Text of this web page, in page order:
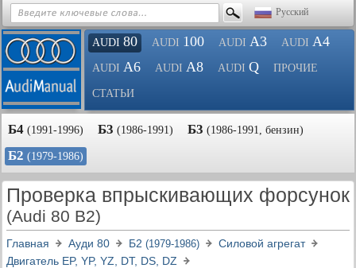
Русский
AUDI 80 AUDI 100 AUDI A3 AUDI A4
AUDI A6 AUDI A8 AUDI Q ПРОЧИЕ
СТАТЬИ
Б4 (1991-1996) Б3 (1986-1991) Б3 (1986-1991, бензин)
Б2 (1979-1986)
Проверка впрыскивающих форсунок
(Audi 80 B2)
Главная Ауди 80 Б2 (1979-1986)
Силовой агрегат
Двигатель EP, YP, YZ, DT, DS, DZ